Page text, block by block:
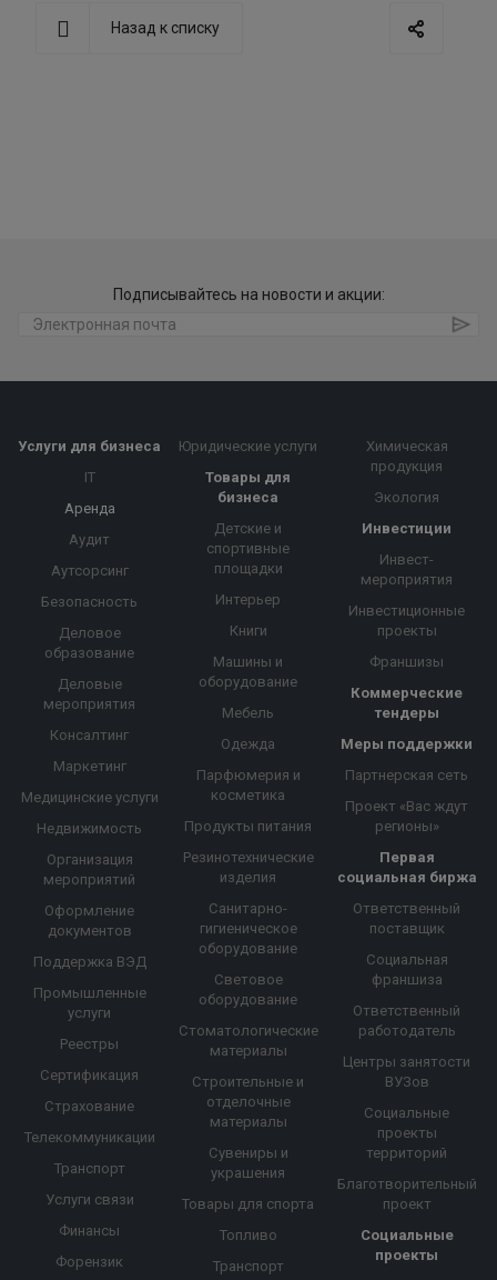
Назад к списку
Подписывайтесь на новости и акции:
Услуги для бизнеса
IT
Аренда
Аудит
Аутсорсинг
Безопасность
Деловое
образование
Деловые
мероприятия
Консалтинг
Маркетинг
Медицинские услуги
Недвижимость
Организация
мероприятий
Оформление
документов
Поддержка ВЭД
Промышленные
услуги
Реестры
Сертификация
Страхование
Телекоммуникации
Транспорт
Услуги связи
Финансы
Форензик
Юридические услуги
Товары для
бизнеса
Детские и
спортивные
площадки
Интерьер
Книги
Машины и
оборудование
Мебель
Одежда
Парфюмерия и
косметика
Продукты питания
Резинотехнические
изделия
Санитарно-
гигиеническое
оборудование
Световое
оборудование
Стоматологические
материалы
Строительные и
отделочные
материалы
Сувениры и
украшения
Товары для спорта
Топливо
Транспорт
Химическая
продукция
Экология
Инвестиции
Инвест-
мероприятия
Инвестиционные
проекты
Франшизы
Коммерческие
тендеры
Меры поддержки
Партнерская сеть
Проект «Вас ждут
регионы»
Первая
социальная биржа
Ответственный
поставщик
Социальная
франшиза
Ответственный
работодатель
Центры занятости
ВУЗов
Социальные
проекты
территорий
Благотворительный
проект
Социальные
проекты